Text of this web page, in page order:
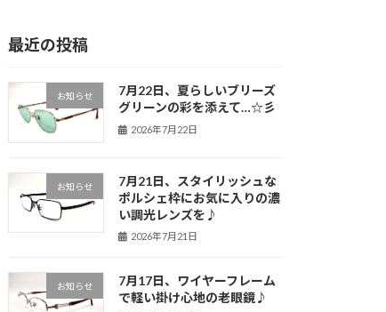
最近の投稿
お知らせ
7月22日、夏らしいブリーズ
グリーンの彩を添えて…☆彡
2026年7月22日
お知らせ
7月21日、スタイリッシュな
ポルシェ枠にお気に入りの濃
い調光レンズを♪
2026年7月21日
お知らせ
7月17日、ワイヤーフレーム
で軽い掛け心地の老眼鏡♪